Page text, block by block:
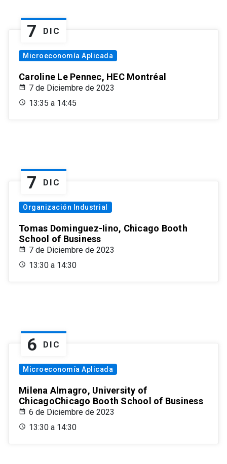
7 DIC
Microeconomía Aplicada
Caroline Le Pennec, HEC Montréal
7 de Diciembre de 2023
13:35 a 14:45
7 DIC
Organización Industrial
Tomas Dominguez-Iino, Chicago Booth
School of Business
7 de Diciembre de 2023
13:30 a 14:30
6 DIC
Microeconomía Aplicada
Milena Almagro, University of
ChicagoChicago Booth School of Business
6 de Diciembre de 2023
13:30 a 14:30